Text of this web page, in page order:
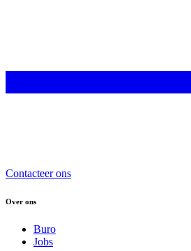
Contacteer ons
Over ons
Buro
Jobs